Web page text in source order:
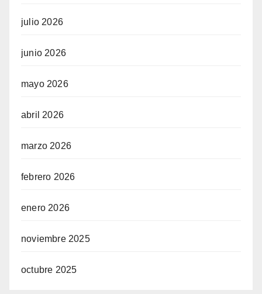
julio 2026
junio 2026
mayo 2026
abril 2026
marzo 2026
febrero 2026
enero 2026
noviembre 2025
octubre 2025